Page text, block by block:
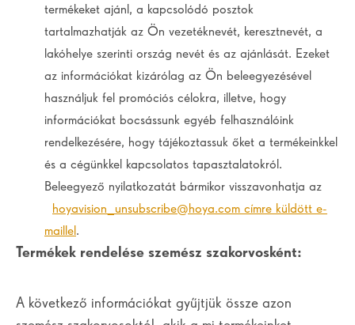
termékeket ajánl, a kapcsolódó posztok
tartalmazhatják az Ön vezetéknevét, keresztnevét, a
lakóhelye szerinti ország nevét és az ajánlását. Ezeket
az információkat kizárólag az Ön beleegyezésével
használjuk fel promóciós célokra, illetve, hogy
információkat bocsássunk egyéb felhasználóink
rendelkezésére, hogy tájékoztassuk őket a termékeinkkel
és a cégünkkel kapcsolatos tapasztalatokról.
Beleegyező nyilatkozatát bármikor visszavonhatja az
hoyavision_unsubscribe@hoya.com címre küldött e-
maillel.
Termékek rendelése szemész szakorvosként:
A következő információkat gyűjtjük össze azon